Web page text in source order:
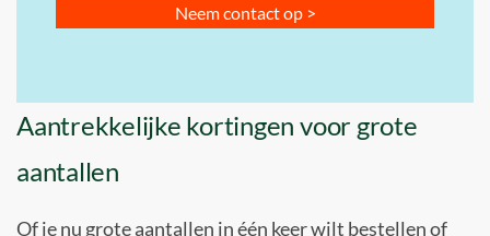
Neem contact op >
Aantrekkelijke kortingen voor grote
aantallen
Of je nu grote aantallen in één keer wilt bestellen of